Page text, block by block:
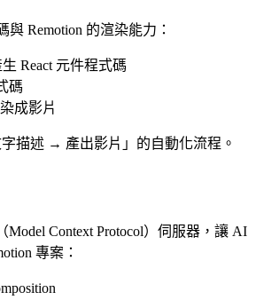
Remotion 的渲染能力：
React 元件程式碼
碼
成影片
描述 → 產出影片」的自動化流程。
Model Context Protocol）伺服器，讓 AI
專案：